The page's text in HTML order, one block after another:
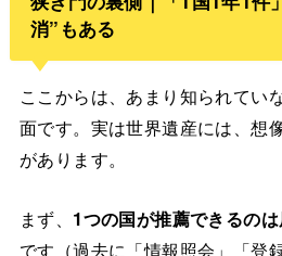
消”もある
ここからは、あまり知られてい
面です。実は世界遺産には、想
があります。
まず、 1つの国が推薦できるの
です（過去に「情報照会」「登